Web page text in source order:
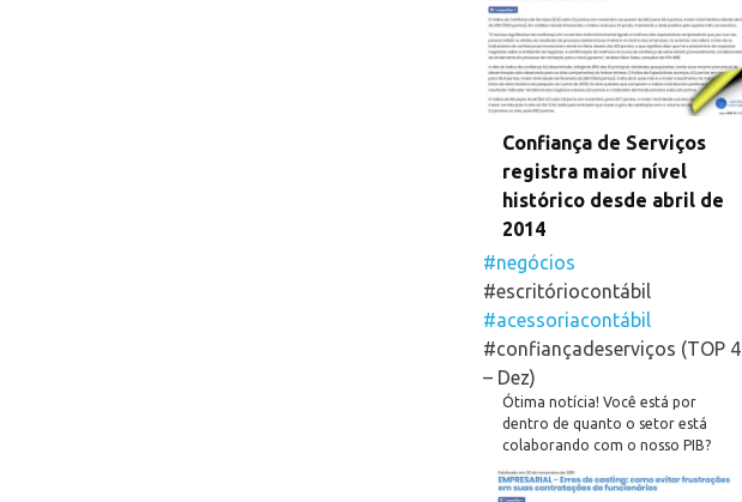
Confiança de Serviços
registra maior nível
histórico desde abril de
2014
#negócios
#escritóriocontábil
#acessoriacontábil
#confiançadeserviços (TOP 4
– Dez)
Ótima notícia! Você está por
dentro de quanto o setor está
colaborando com o nosso PIB?
#escritóriocontábil